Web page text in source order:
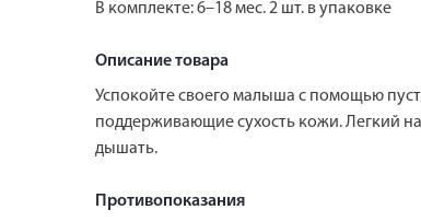
В комплекте: 6–18 мес. 2 шт. в упаковке
Описание товара
Успокойте своего малыша с помощью
поддерживающие сухость кожи. Легкий
дышать.
Противопоказания